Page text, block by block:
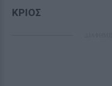
ΚΡΙΟΣ